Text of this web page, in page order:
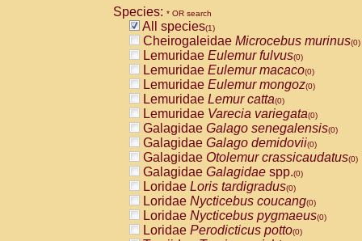
CebidaeCebus capucinus
CebidaeCebus nigrivittatus
CebidaeCebus spp.(0)
CebidaeSaimiri boliviensis(0)
CebidaeSaimiri sciureus(0)
AtelidaeAlouatta caraya(0)
AtelidaeAlouatta fusca(0)
AtelidaeAlouatta seniculus(0)
AtelidaeAlouattaspp.(0)
AtelidaeAteles belzebuth(0)
AtelidaeAteles geoffroyi(0)
AtelidaeAteles paniscus(0)
AtelidaeAtelesspp.(0)
AtelidaeLagothrix lagothricha(0)
AtelidaeLagothrix lagothricha cana
PitheciidaeCacajao calvus
Species: * OR search
All species(1)
Cheirogaleidae Microcebus murinus(0)
Lemuridae Eulemur fulvus(0)
Lemuridae Eulemur macaco(0)
Lemuridae Eulemur mongoz(0)
Lemuridae Lemur catta(0)
Lemuridae Varecia variegata(0)
Galagidae Galago senegalensis(0)
Galagidae Galago demidovii(0)
Galagidae Otolemur crassicaudatus(0)
Galagidae Galagidae spp.(0)
Loridae Loris tardigradus(0)
Loridae Nycticebus coucang(0)
Loridae Nycticebus pygmaeus(0)
Loridae Perodicticus potto(0)